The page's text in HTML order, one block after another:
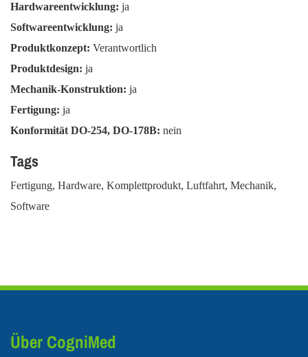
Hardwareentwicklung: ja
Softwareentwicklung: ja
Produktkonzept: Verantwortlich
Produktdesign: ja
Mechanik-Konstruktion: ja
Fertigung: ja
Konformität DO-254, DO-178B: nein
Tags
Fertigung, Hardware, Komplettprodukt, Luftfahrt, Mechanik,
Software
Über CogniMed